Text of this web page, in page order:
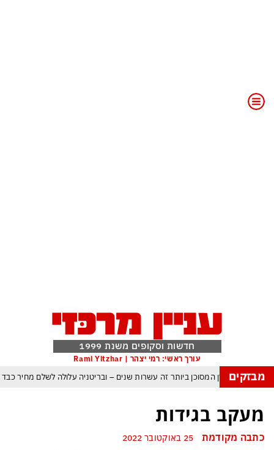
חדשות וסקופים משנת 1999
עורך ראשי: רמי יצהר | Rami Yitzhar
מבזקים
נכנס לעידן המסוכן ביותר זה עשרות שנים – ובריטניה עלולה לשלם מחיר כבד
מי היה מאמין שבאר שבע תנצח את הכוכב האדום?
ומיירטים להגנה – טראמפ נשאר רק עם ציוצי האיום המגוחכים שלא מזיזים לטהרן
מעקב בגידות
כתבה מקודמת